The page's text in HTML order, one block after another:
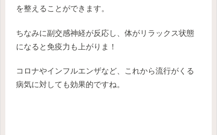
を整えることができます。
ちなみに副交感神経が反応し、体がリラックス状態
になると免疫力も上がりま！
コロナやインフルエンザなど、これから流行がくる
病気に対しても効果的ですね。